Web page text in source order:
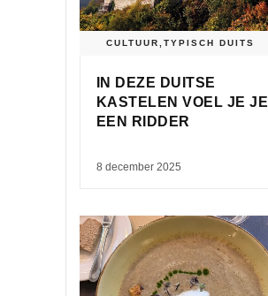
CULTUUR TYPISCH DUITS
IN DEZE DUITSE
KASTELEN VOEL JE JE
EEN RIDDER
8 december 2025